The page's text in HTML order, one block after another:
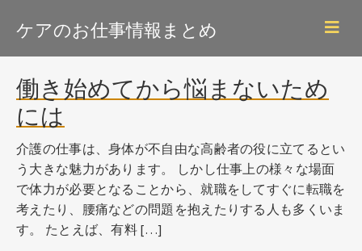
mainケアのお仕事情報まとめ
働き始めてから悩まないため
には
介護の仕事は、身体が不自由な高齢者の役に立てるとい
う大きな魅力があります。 しかし仕事上の様々な場面
で体力が必要となることから、就職をしてすぐに転職を
考えたり、腰痛などの問題を抱えたりする人も多くいま
す。 たとえば、有料 […]